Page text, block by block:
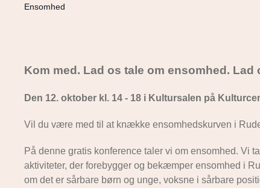
Ensomhed
Kom med. Lad os tale om ensomhed.
Den 12. oktober kl. 14 - 18 i Kultursalen på
Vil du være med til at knække ensomhedskurven i
På denne gratis konference taler vi om ensomhed. Vi
aktiviteter, der forebygger og bekæmper ensomhed i
om det er sårbare børn og unge, voksne i sårbare